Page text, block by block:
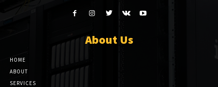
About Us
HOME
ABOUT
SERVICES